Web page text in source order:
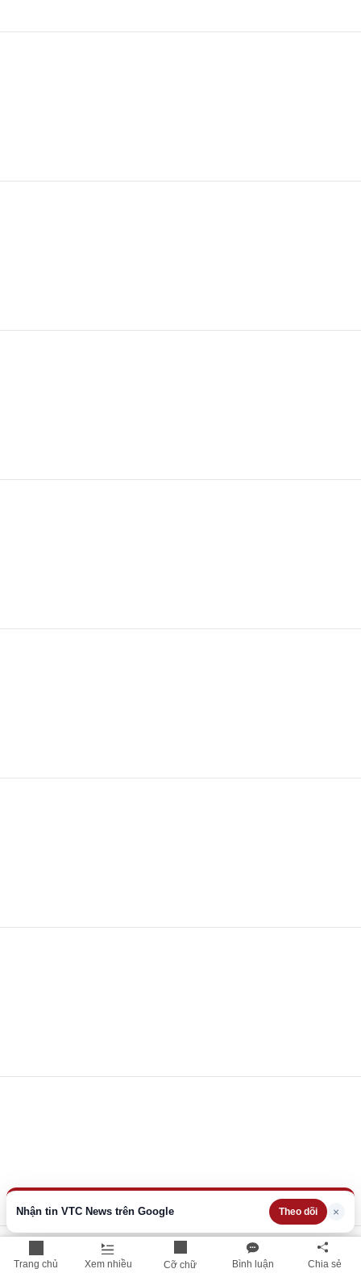
Trang chủ Xem nhiều Cỡ chữ Bình luận Chia sẻ
Nhận tin VTC News trên Google Theo dõi ×